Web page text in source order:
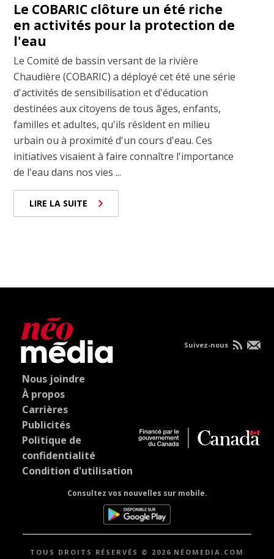
Le COBARIC clôture un été riche
en activités pour la protection de
l'eau
Le Comité de bassin versant de la rivière
Chaudière (COBARIC) a déployé cet été une série
d'activités de sensibilisation et d'éducation
destinées aux citoyens de tous âges, enfants,
familles et adultes, qu'ils résident en milieu
urbain ou à proximité d'un cours d'eau. Ces
initiatives visaient à faire connaître l'importance
de l'eau dans nos vies ...
LIRE LA SUITE
Nous joindre
À propos
Carrières
Publicités
Politique de
confidentialité
Condition d'utilisation
Consultez vos nouvelles sur mobile.
Suivez-nous
TOUS DROITS RÉSERVÉS © 2026 NÉOMEDIA.COM